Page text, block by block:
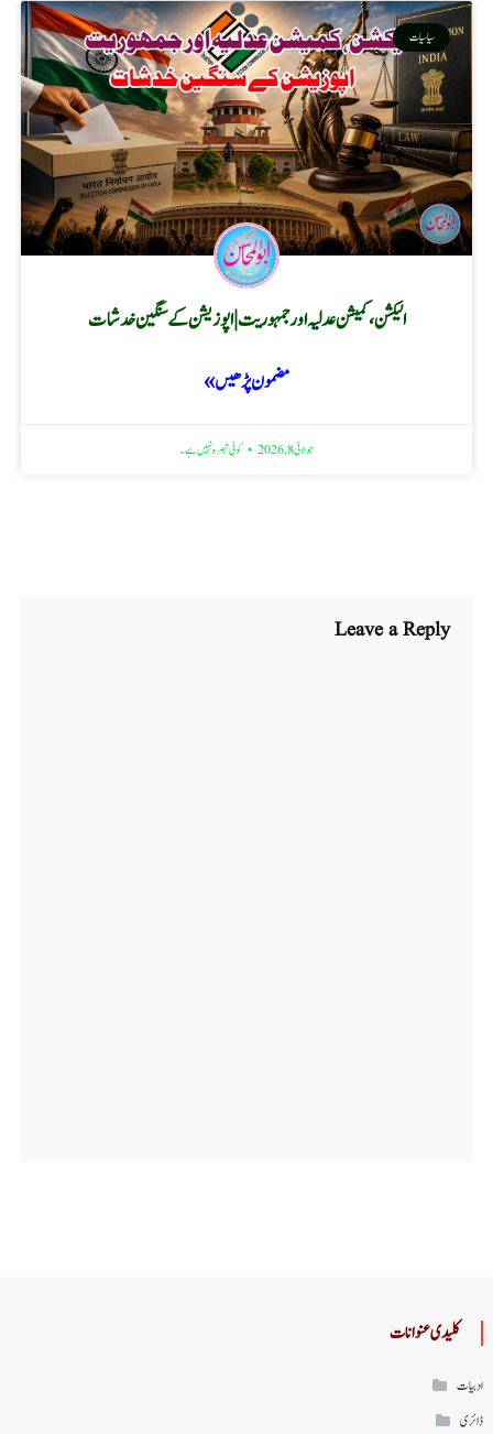
سیاسیات
الیکشن، کمیشن عدلیہ اور جمہوریت | اپوزیشن کے سنگین خدشات
مضمون پڑھیں »
جولائی 8, 2026 کوئی تبصرہ نہیں ہے۔
Leave a Reply
کلیدی عنوانات
ادبیات
ڈائری